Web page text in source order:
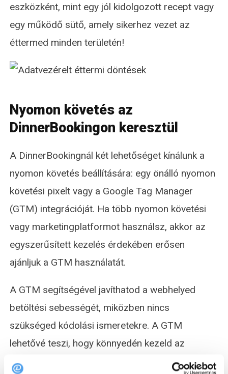
eszközként, mint egy jól kidolgozott recept vagy
egy működő sütő, amely sikerhez vezet az
éttermed minden területén!
Nyomon követés az
DinnerBookingon keresztül
A DinnerBookingnál két lehetőséget kínálunk a
nyomon követés beállítására: egy önálló nyomon
követési pixelt vagy a Google Tag Manager
(GTM) integrációját. Ha több nyomon követési
vagy marketingplatformot használsz, akkor az
egyszerűsített kezelés érdekében erősen
ajánljuk a GTM használatát.
A GTM segítségével javíthatod a webhelyed
betöltési sebességét, miközben nincs
szükséged kódolási ismeretekre. A GTM
lehetővé teszi, hogy könnyedén kezeld az
összes nyomkövető kódot egy helyen, biztosítva